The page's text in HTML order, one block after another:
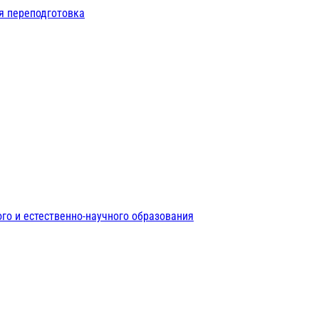
и естественно-научного образования